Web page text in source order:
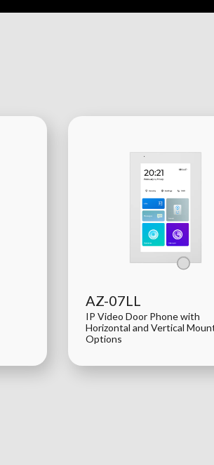
AZ-07LL
IP Video Door Phone with
Horizontal and Vertical
Options